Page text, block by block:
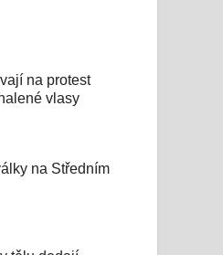
na protest
vlasy
na Středním